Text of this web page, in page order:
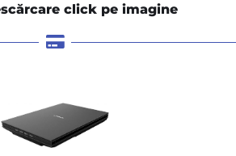
click pe imagine